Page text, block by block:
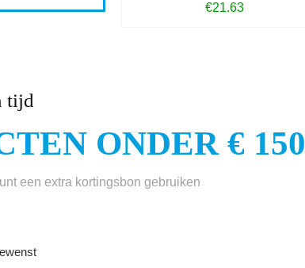
€21.63
tijd
ONDER € 150
een extra kortingsbon gebruiken